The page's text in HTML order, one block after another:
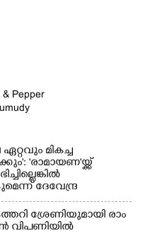
ഏറ്റവും മികച്ച
'രാമായണ'യ്ക്ക്
ദേവേന്ദ്ര
​ശ്രേ​ണി​യു​മാ​യി​ ​രാം​
വിപണിയിൽ